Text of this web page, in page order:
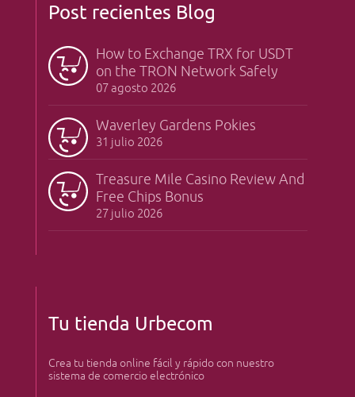
Post recientes Blog
How to Exchange TRX for USDT
on the TRON Network Safely
07 agosto 2026
Waverley Gardens Pokies
31 julio 2026
Treasure Mile Casino Review And
Free Chips Bonus
27 julio 2026
Tu tienda Urbecom
Crea tu tienda online fácil y rápido con nuestro
sistema de comercio electrónico